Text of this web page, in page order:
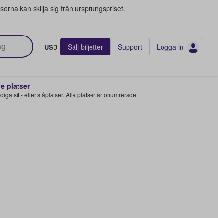
kan skilja sig från ursprungspriset.
USD Sälj biljetter Support Logga in
platser
sitt- eller ståplatser. Alla platser är onumrerade.